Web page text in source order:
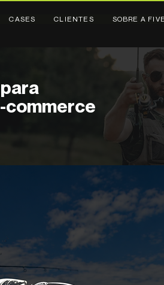
CASES CLIENTES SOBRE A
commerce